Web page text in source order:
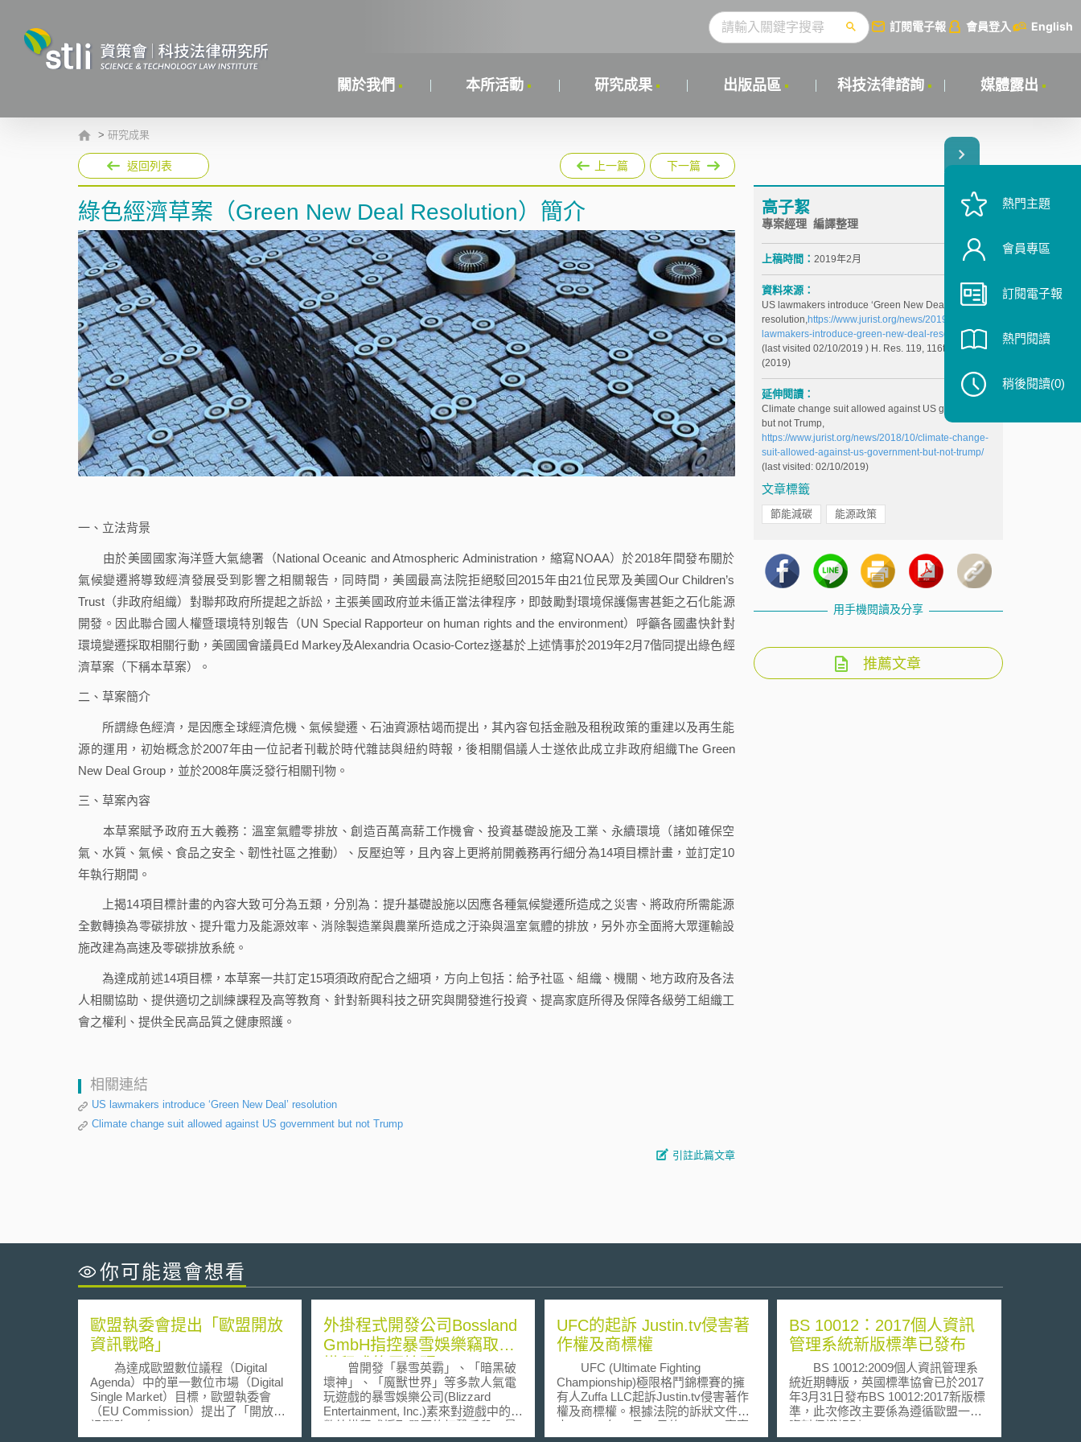
訂閱電子報 會員登入 English
關於我們 本所活動 研究成果 出版品區 科技法律諮詢 媒體露出
> 研究成果
返回列表 上一篇 下一篇
綠色經濟草案（Green New Deal Resolution）簡介
一、立法背景
由於美國國家海洋暨大氣總署（National Oceanic and Atmospheric Administration，縮寫NOAA）於2018年間發布關於
氣候變遷將導致經濟發展受到影響之相關報告，同時間，美國最高法院拒絕駁回2015年由21位民眾及美國Our Children’s
Trust（非政府組織）對聯邦政府所提起之訴訟，主張美國政府並未循正當法律程序，即鼓勵對環境保護傷害甚鉅之石化能源
開發。因此聯合國人權暨環境特別報告（UN Special Rapporteur on human rights and the environment）呼籲各國盡快針對
環境變遷採取相關行動，美國國會議員Ed Markey及Alexandria Ocasio-Cortez遂基於上述情事於2019年2月7偕同提出綠色經
濟草案（下稱本草案）。
二、草案簡介
所謂綠色經濟，是因應全球經濟危機、氣候變遷、石油資源枯竭而提出，其內容包括金融及租稅政策的重建以及再生能
源的運用，初始概念於2007年由一位記者刊載於時代雜誌與紐約時報，後相關倡議人士遂依此成立非政府組織The Green
New Deal Group，並於2008年廣泛發行相關刊物。
三、草案內容
本草案賦予政府五大義務：溫室氣體零排放、創造百萬高薪工作機會、投資基礎設施及工業、永續環境（諸如確保空
氣、水質、氣候、食品之安全、韌性社區之推動）、反壓迫等，且內容上更將前開義務再行細分為14項目標計畫，並訂定10
年執行期間。
上揭14項目標計畫的內容大致可分為五類，分別為：提升基礎設施以因應各種氣候變遷所造成之災害、將政府所需能源
全數轉換為零碳排放、提升電力及能源效率、消除製造業與農業所造成之汙染與溫室氣體的排放，另外亦全面將大眾運輸設
施改建為高速及零碳排放系統。
為達成前述14項目標，本草案一共訂定15項須政府配合之細項，方向上包括：給予社區、組織、機關、地方政府及各法
人相關協助、提供適切之訓練課程及高等教育、針對新興科技之研究與開發進行投資、提高家庭所得及保障各級勞工組織工
會之權利、提供全民高品質之健康照護。
相關連結
US lawmakers introduce ‘Green New Deal’ resolution
Climate change suit allowed against US government but not Trump
引註此篇文章
高子絜
專案經理 編譯整理
上稿時間： 2019年2月
資料來源：
US lawmakers introduce ‘Green New Deal’
resolution,https://www.jurist.org/news/2019/02/us-
lawmakers-introduce-green-new-deal-resolution/
(last visited 02/10/2019 ) H. Res. 119, 116th Cong.
(2019)
延伸閱讀：
Climate change suit allowed against US government
but not Trump,
https://www.jurist.org/news/2018/10/climate-change-
suit-allowed-against-us-government-but-not-trump/
(last visited: 02/10/2019)
文章標籤
節能減碳 能源政策
用手機閱讀及分享
推薦文章
你可能還會想看
歐盟執委會提出「歐盟開放
資訊戰略」
為達成歐盟數位議程（Digital
Agenda）中的單一數位市場（Digital
Single Market）目標，歐盟執委會
（EU Commission）提出了「開放資
訊戰略」（Open Data Strategy for
外掛程式開發公司Bossland
GmbH指控暴雪娛樂竊取外
掛程式的原始碼
曾開發「暴雪英霸」、「暗黑破
壞神」、「魔獸世界」等多款人氣電
玩遊戲的暴雪娛樂公司(Blizzard
Entertainment, Inc.)素來對遊戲中的作
弊外掛程式採取嚴厲的打擊手段。暴
UFC的起訴 Justin.tv侵害著
作權及商標權
UFC (Ultimate Fighting
Championship)極限格鬥錦標賽的擁
有人Zuffa LLC起訴Justin.tv侵害著作
權及商標權。根據法院的訴狀文件
中，2010年10月23日的UFC121賽事
BS 10012：2017個人資訊
管理系統新版標準已發布
BS 10012:2009個人資訊管理系
統近期轉版，英國標準協會已於2017
年3月31日發布BS 10012:2017新版標
準，此次修改主要係為遵循歐盟一般
資料保護規則GDPR (General Data
熱門主題
會員專區
訂閱電子報
熱門閱讀
稍後閱讀(0)